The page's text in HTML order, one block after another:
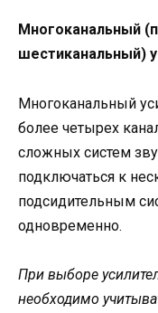
Многоканальный
шестиканальный)
Многоканальный
более четырех
сложных систем
подключаться к
подсидительным
одновременно.
При выборе
необходимо